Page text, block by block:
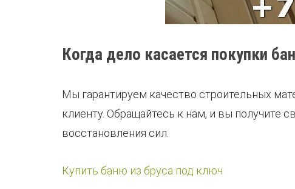
Когда дело касается покупки
Мы гарантируем качество строительных
клиенту. Обращайтесь к нам, и вы получите
восстановления сил.
Купить баню из бруса под ключ